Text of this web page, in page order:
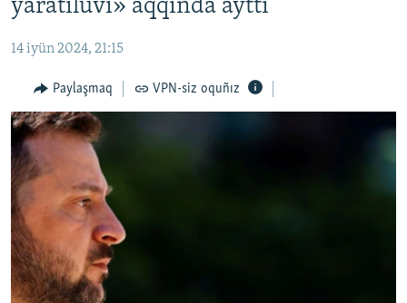
Qıdıruvğa
İNSAN AQLARI
VİDEO
SÜRET
BLOGLAR
FİKİR
Русский
Українською
yaratıluvı» aqqında ayttı
14 iyün 2024, 21:15
Paylaşmaq VPN-siz oquñız